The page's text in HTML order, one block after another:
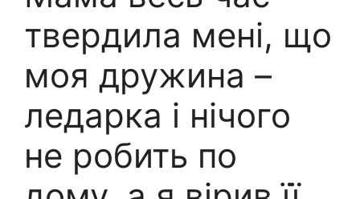
твердила мені, що
моя дружина –
ледарка і нічого
не робить по